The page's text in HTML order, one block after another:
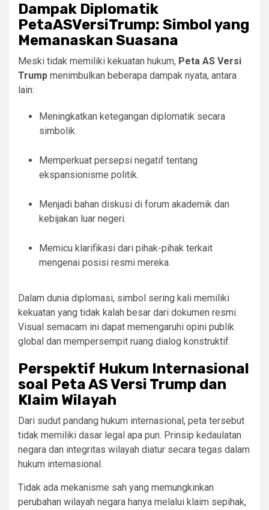
Dampak Diplomatik
PetaASVersiTrump: Simbol yang
Memanaskan Suasana
Meski tidak memiliki kekuatan hukum, Peta AS Versi
Trump menimbulkan beberapa dampak nyata, antara
lain:
Meningkatkan ketegangan diplomatik secara
simbolik.
Memperkuat persepsi negatif tentang
ekspansionisme politik.
Menjadi bahan diskusi di forum akademik dan
kebijakan luar negeri.
Memicu klarifikasi dari pihak-pihak terkait
mengenai posisi resmi mereka.
Dalam dunia diplomasi, simbol sering kali memiliki
kekuatan yang tidak kalah besar dari dokumen resmi.
Visual semacam ini dapat memengaruhi opini publik
global dan mempersempit ruang dialog konstruktif.
Perspektif Hukum Internasional
soal Peta AS Versi Trump dan
Klaim Wilayah
Dari sudut pandang hukum internasional, peta tersebut
tidak memiliki dasar legal apa pun. Prinsip kedaulatan
negara dan integritas wilayah diatur secara tegas dalam
hukum internasional.
Tidak ada mekanisme sah yang memungkinkan
perubahan wilayah negara hanya melalui klaim sepihak,